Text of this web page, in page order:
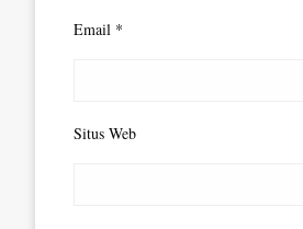
Email *
Situs Web